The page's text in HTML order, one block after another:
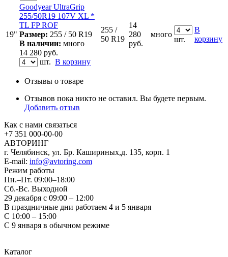
19"
Goodyear UltraGrip
255/50R19 107V XL *
TL FP ROF
Размер: 255 / 50 R19
В наличии: много
14 280 руб.
шт. В корзину
255 /
50 R19
14
280
руб.
много
шт.
В
корзину
Отзывы о товаре
Отзывов пока никто не оставил. Вы будете первым.
Добавить отзыв
Как с нами связаться
+7 351 000-00-00
АВТОРИНГ
г. Челябинск, ул. Бр. Кашириных,д. 135, корп. 1
E-mail: info@avtoring.com
Режим работы
Пн.–Пт. 09:00–18:00
Сб.-Вс. Выходной
29 декабря с 09:00 – 12:00
В праздничные дни работаем 4 и 5 января
С 10:00 – 15:00
С 9 января в обычном режиме
Каталог